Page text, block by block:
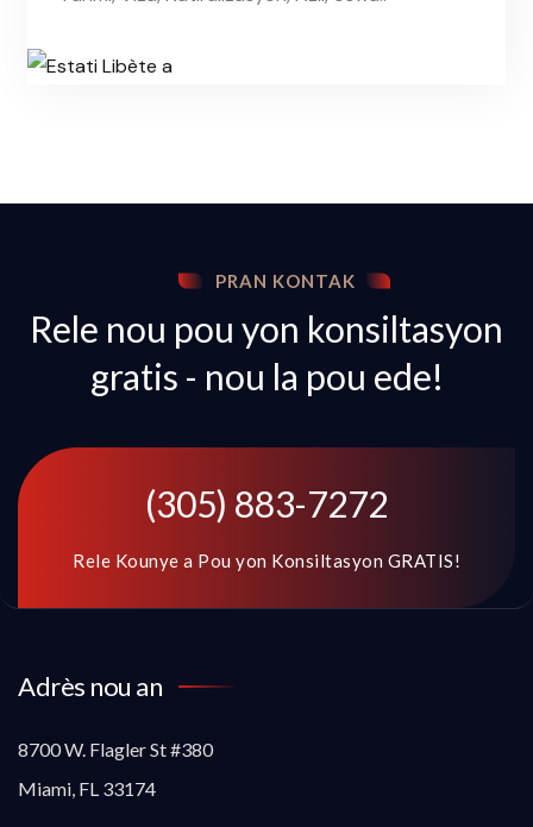
PRAN KONTAK
Rele nou pou yon konsiltasyon
gratis - nou la pou ede!
(305) 883-7272
Rele Kounye a Pou yon Konsiltasyon GRATIS!
Adrès nou an
8700 W. Flagler St #380
Miami, FL 33174